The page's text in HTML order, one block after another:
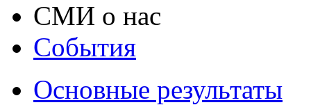
СМИ о нас
События
Основные результаты